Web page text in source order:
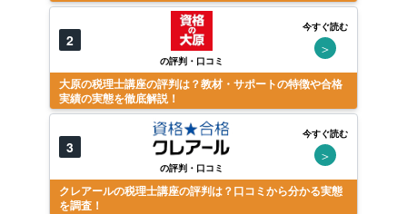
2
の評判・口コミ
今すぐ読む
＞
大原の税理士講座の評判は？教材・サポートの特徴や合格
実績の実態を徹底解説！
3
の評判・口コミ
今すぐ読む
＞
クレアールの税理士講座の評判は？口コミから分かる実態
を調査！